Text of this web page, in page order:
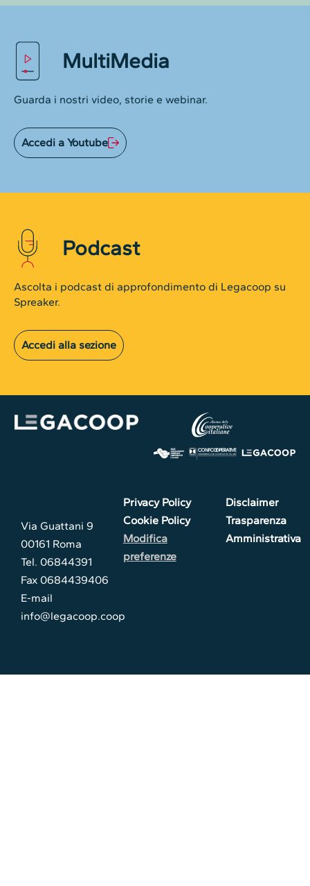
MultiMedia
Guarda i nostri video, storie e webinar.
Accedi a Youtube
Podcast
Ascolta i podcast di approfondimento di Legacoop su
Spreaker.
Accedi alla sezione
Via Guattani 9
00161 Roma
Tel. 06844391
Fax 0684439406
E-mail
info@legacoop.coop
Privacy Policy
Cookie Policy
Modifica
preferenze
Disclaimer
Trasparenza
Amministrativa